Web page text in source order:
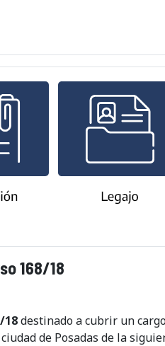
168/18
18destinado a cubrir un
de Posadas de la